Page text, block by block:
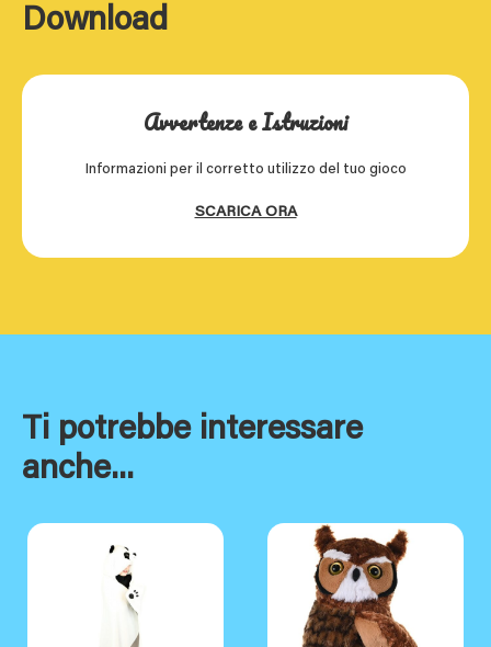
Download
Avvertenze e Istruzioni
Informazioni per il corretto utilizzo del tuo gioco
SCARICA ORA
Ti potrebbe interessare
anche...